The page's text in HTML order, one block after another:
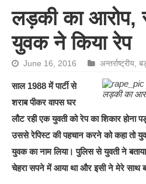
लड़की का आरोप,
युवक ने किया रेप
June 16, 2016 अन्तर्राष्ट्रीय ,
लड़की का
साल 1988 में पार्टी से
शराब पीकर वापस घर
लौट रही एक युवती को रेप का शिकार
उससे रेपिस्ट की पहचान करने को कहा तो
युवक का नाम लिया। पुलिस से युवती ने
चेहरा सपने में आया था और इसी ने मेरे साथ